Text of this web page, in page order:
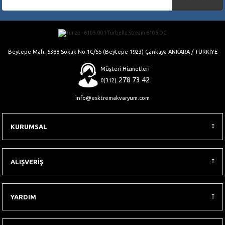
Gönder
Beytepe Mah. 5388 Sokak No:1C/55 (Beytepe 1923) Çankaya ANKARA / TÜRKİYE
Müşteri Hizmetleri
0(312) 278 73 42
info@esktremakvaryum.com
KURUMSAL
ALIŞVERİŞ
YARDIM